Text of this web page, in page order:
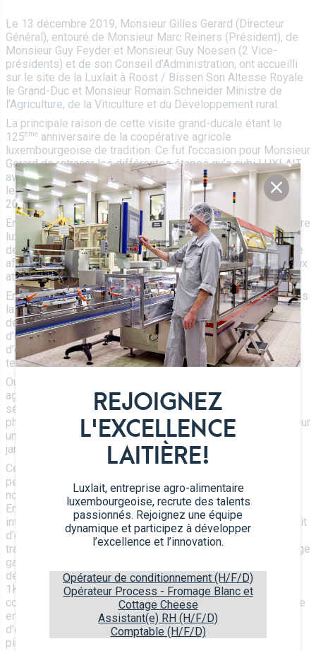
REJOIGNEZ
L'EXCELLENCE
LAITIÈRE!
Luxlait, entreprise agro-alimentaire
luxembourgeoise, recrute des talents
passionnés. Rejoignez une équipe
dynamique et participez à développer
l’excellence et l’innovation.
Opérateur de conditionnement (H/F/D)
Opérateur Process - Fromage Blanc et
Cottage Cheese
Assistant(e) RH (H/F/D)
Comptable (H/F/D)
Le 13 décembre 2019, Monsieur Gilles Gerard (Directeur
Général), entouré de Monsieur Marc Reiners (Président), de
Monsieur Guy Feyder et Monsieur Guy Noesen (2 Vice-
présidents) et de son Conseil d’Administration, ont accueilli
sur le site de la Luxlait à Roost / Bissen Son Altesse Royale
le Grand-Duc et Monsieur Romain Schneider Ministre de
l’Agriculture, de la Viticulture et du Développement rural.
La principale raison de cette visite grand-ducale étant le
125ème anniversaire de la coopérative agricole
luxembourgeoise de tradition. Ce fut l’occasion pour Monsieur
Gerard de retracer les différentes étapes qu’a subi LUXLAIT
avant de connaître sa forme actuelle et de faire le point sur
les investissements réalisés en 2019 et ceux à venir pour
2020.
En tant qu’acteur incontournable de l’industrie agro-alimentaire
luxembourgeoise, la coopérative, réputée pour ses produits
de qualité, se doit d’investir de manière constante et durable
afin de rester à la pointe de la technologie et de répondre aux
attentes grandissantes des consommateurs.
En début d’année, LUXLAIT a investi 2,5 millions d’euros dans
la construction d’un nouveau hall de stockage d’une capacité
de 5.000 palettes et s’attèle actuellement à la construction
d’un atelier de concentration d’une valeur de 4,5 millions
d’euros. Il est à noter que ce nouvel atelier à la pointe de la
technologie génèrera 5 nouveaux emplois.
Outre ces 2 investissements d’envergure, la coopérative
agricole tournée vers l’avenir prévoit pour 2020 toute une
série de projets dont la mise en route d’une installation
photovoltaïque. En effet, près de 2.000 panneaux installés sur
une superficie de 4.200 m 2 permettront à partir du mois de
janvier la production d’énergie verte.
Cette rencontre avec Son Altesse Royale a également
permis à Monsieur Gerard de présenter à ce dernier les
nouveaux produits commercialisés au cours de cette année.
En effet, sur le marché domestique où la concurrence
internationale est bien présente, l’entreprise LUXLAIT se doit
d’être innovante et irréprochable d’un point de vue qualité et
traçabilité des produits. En 2019, Luxlait a étoffé sa déjà large
gamme de produits en y ajoutant un EMMENTAL râpé
délicieusement fondant, un YAOURT à la grecque en format
1Kg, 2 nouveaux KEFIR (vanille et myrtille) pour les
consommateurs en quête d’une boisson lactée saine et riche
en protéines, un RAÏBI saveur grenade pour les plus jeunes
d’entre nous et 2 nouvelles CRÈME de Chapelain (poivron-
piment et saveur italienne) pour les plus gourmands.